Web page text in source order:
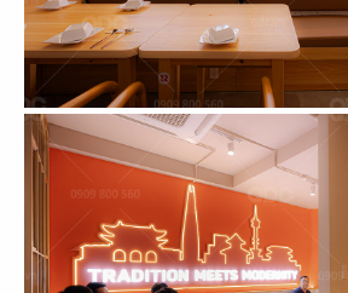
125
LEGATO COFFEE
TP. Tân An
126
TP. Tân
127 128